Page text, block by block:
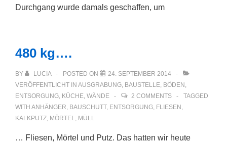
Durchgang wurde damals geschaffen, um
480 kg….
BY LUCIA POSTED ON
24. SEPTEMBER 2014
VERÖFFENTLICHT IN AUSGRABUNG, BAUSTELLE, BÖDEN ,
ENTSORGUNG, KÜCHE, WÄNDE 2 COMMENTS
TAGGED
WITH ANHÄNGER, BAUSCHUTT, ENTSORGUNG, FLIESEN ,
KALKPUTZ, MÖRTEL, MÜLL
… Fliesen, Mörtel und Putz. Das hatten wir heute